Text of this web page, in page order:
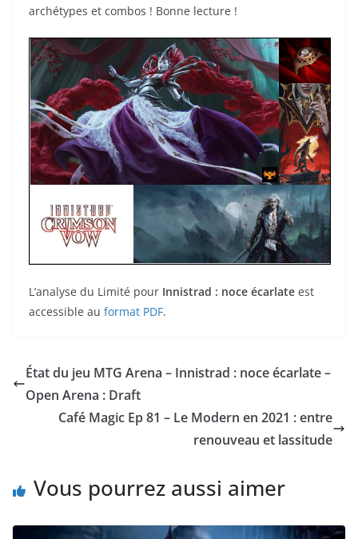
archétypes et combos ! Bonne lecture !
L’analyse du Limité pour Innistrad : noce écarlate est
accessible au format PDF.
État du jeu MTG Arena – Innistrad : noce écarlate –
Open Arena : Draft
Café Magic Ep 81 – Le Modern en 2021 : entre
renouveau et lassitude
Vous pourrez aussi aimer